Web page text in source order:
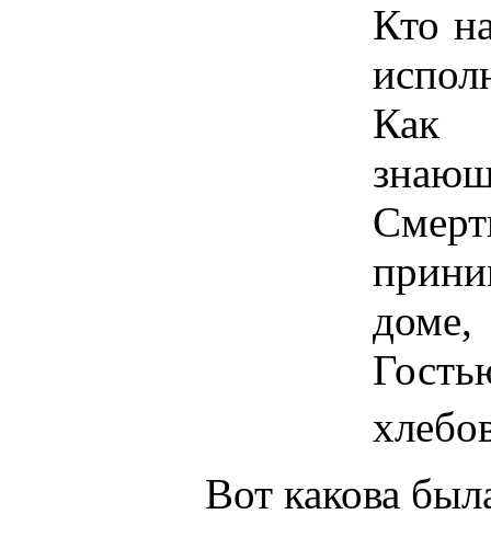
Кто
Как
доме,
Вот какова была